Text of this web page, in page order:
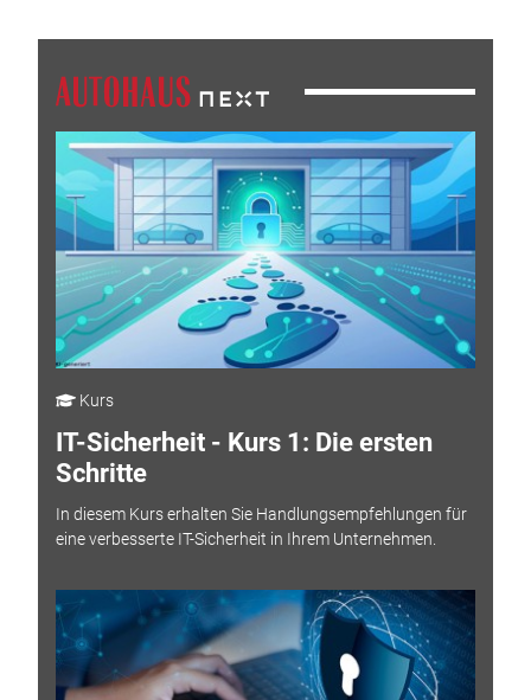
Kurs
IT-Sicherheit - Kurs 1: Die ersten
Schritte
In diesem Kurs erhalten Sie Handlungsempfehlungen für
eine verbesserte IT-Sicherheit in Ihrem Unternehmen.